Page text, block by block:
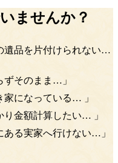
ませんか？
遺品を片付けられない…
ずそのまま…」
家になっている… 」
り金額計算したい… 」
ある実家へ行けない…」